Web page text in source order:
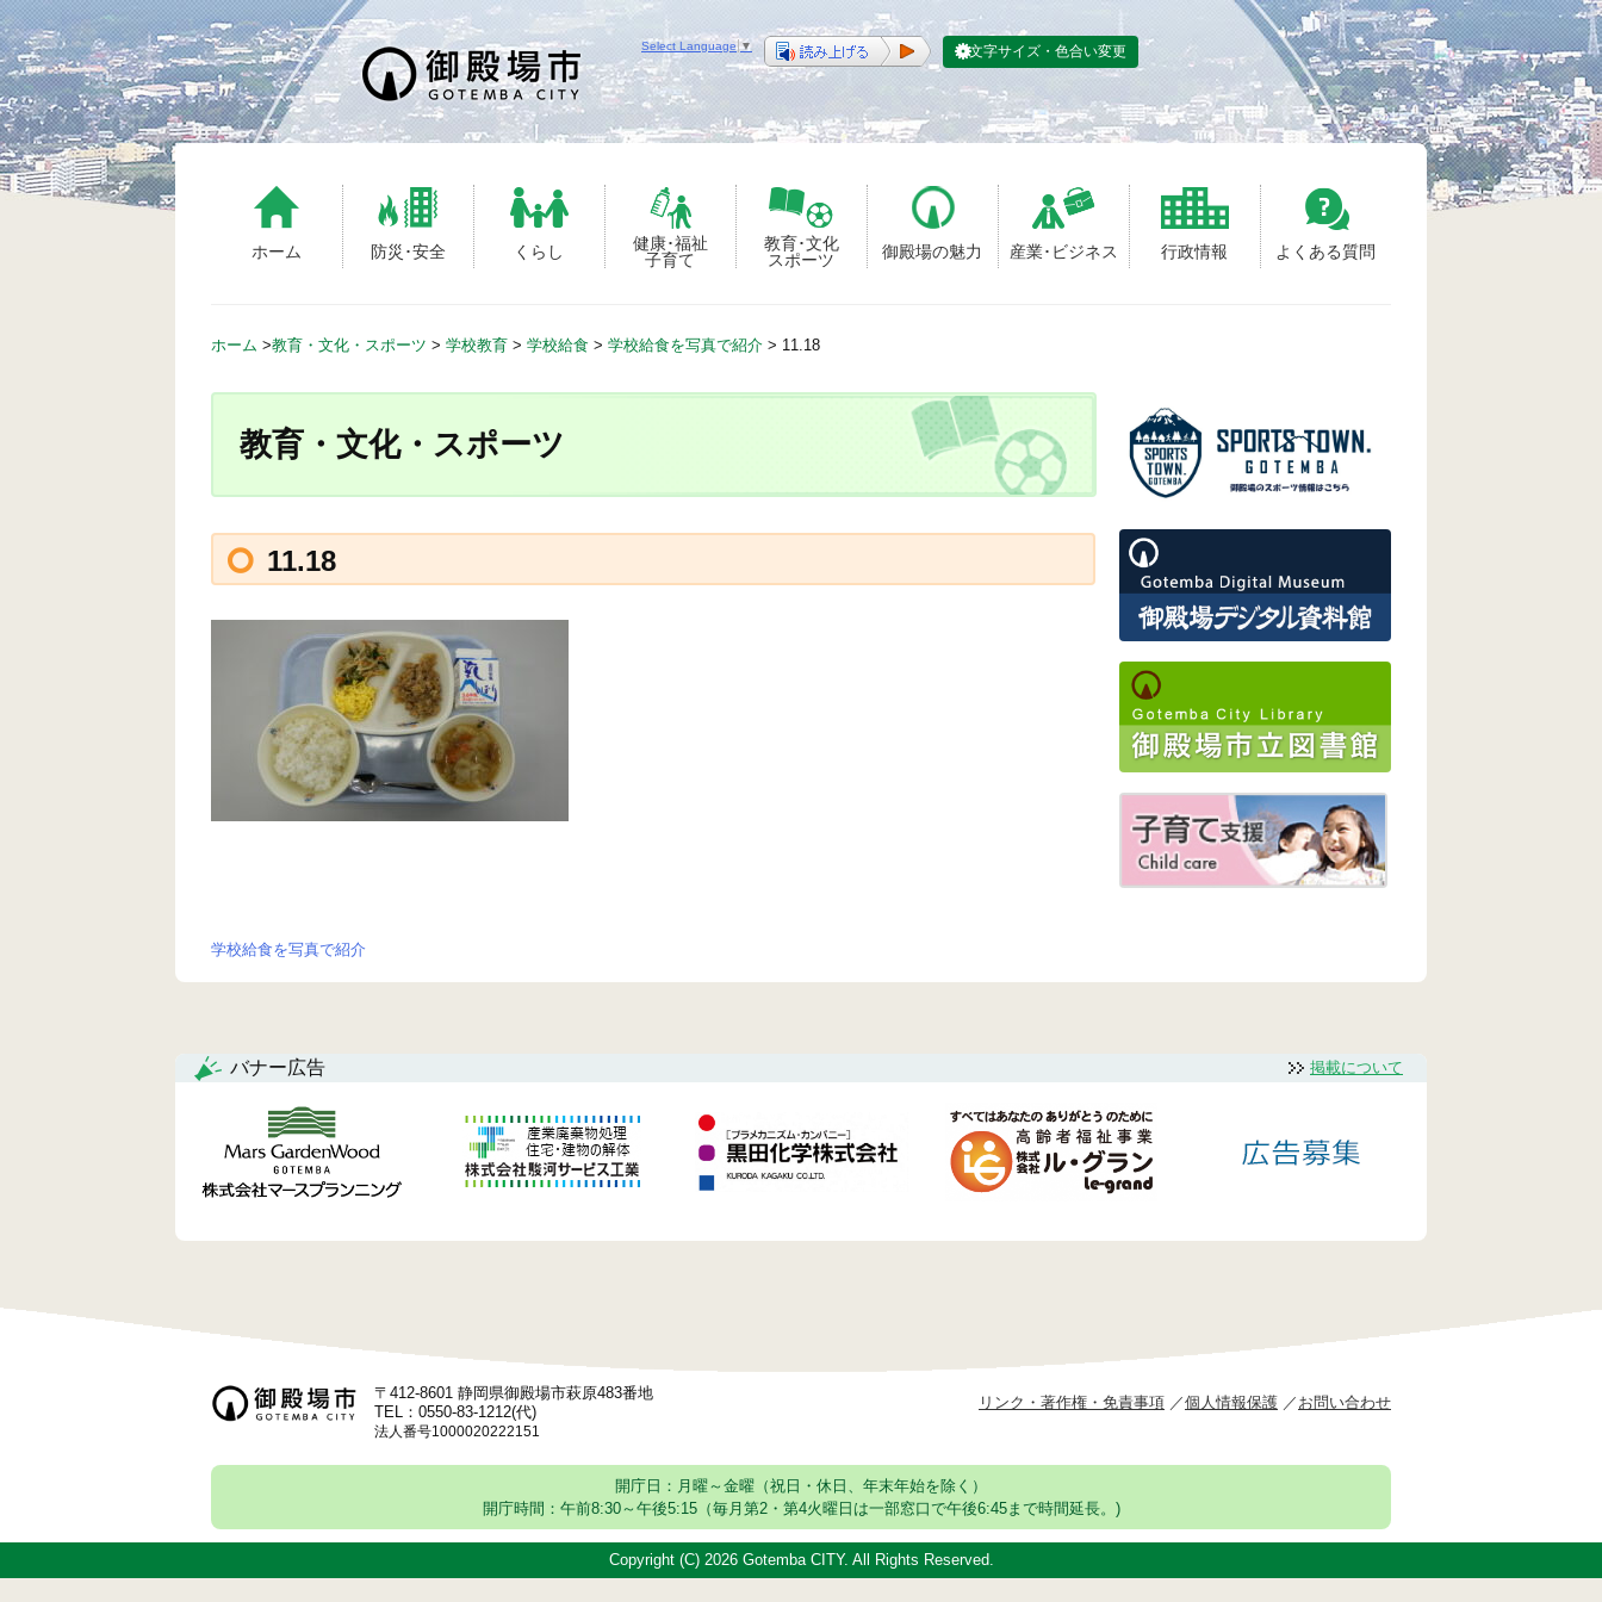
S
k
i
p
t
o
c
ホーム 防災･安全 くらし
健康･福祉
子育て
教育･文化
スポーツ
御殿場の魅力 産業･ビジネス 行政情報 よくある質問
Select Language ▼ 文字サイズ・色合い変更
ホーム >教育・文化・スポーツ > 学校教育 > 学校給食 > 学校給食を写真で紹介 > 11.18
教育・文化・スポーツ
11.18
投
ナ
ゲ
ー
シ
ン
学校給食を写真で紹介
バナー広告 掲載について
〒412-8601 静岡県御殿場市萩原483番地
TEL：0550-83-1212(代)
法人番号1000020222151
リンク・著作権・免責事項 個人情報保護 お問い合わせ
開庁日：月曜～金曜（祝日・休日、年末年始を除く）
開庁時間：午前8:30～午後5:15（毎月第2・第4火曜日は一部窓口で午後6:45まで時間延長。)
Copyright (C) 2026 Gotemba CITY. All Rights Reserved.